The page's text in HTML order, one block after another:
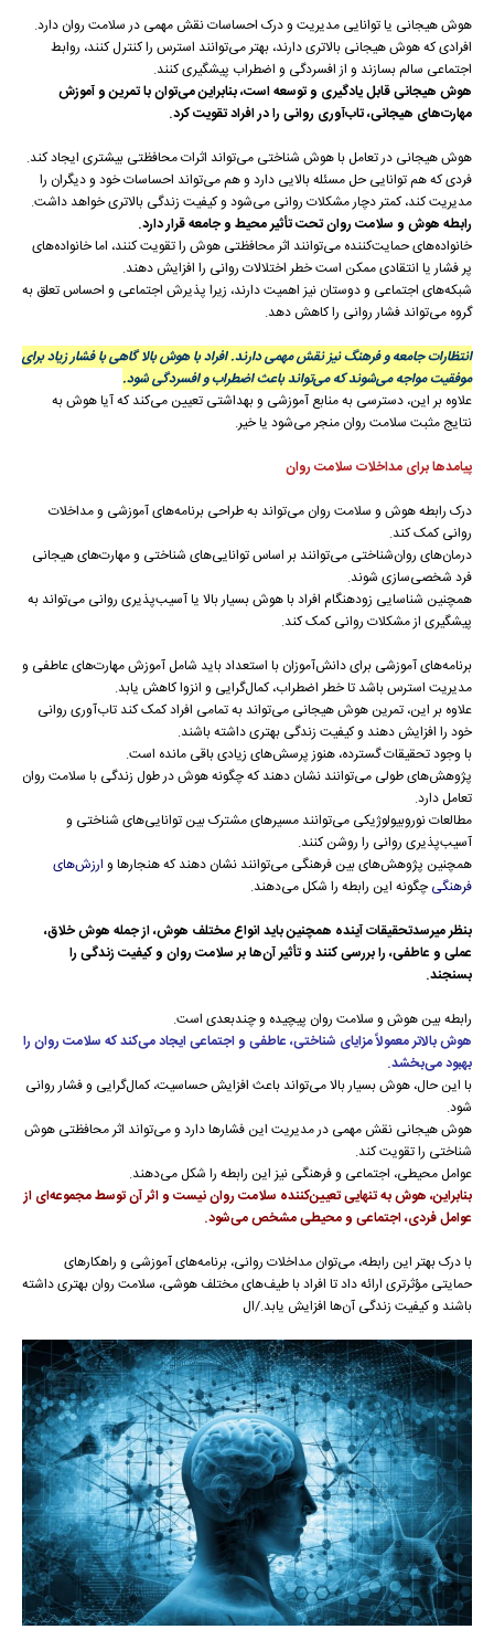
هوش هیجانی یا توانایی مدیریت و درک احساسات نقش مهمی در سلامت روان دارد.
افرادی که هوش هیجانی بالاتری دارند، بهتر می‌توانند استرس را کنترل کنند، روابط
اجتماعی سالم بسازند و از افسردگی و اضطراب پیشگیری کنند.
هوش هیجانی قابل یادگیری و توسعه است، بنابراین می‌توان با تمرین و آموزش
مهارت‌های هیجانی، تاب‌آوری روانی را در افراد تقویت کرد.
هوش هیجانی در تعامل با هوش شناختی می‌تواند اثرات محافظتی بیشتری ایجاد کند.
فردی که هم توانایی حل مسئله بالایی دارد و هم می‌تواند احساسات خود و دیگران را
مدیریت کند، کمتر دچار مشکلات روانی می‌شود و کیفیت زندگی بالاتری خواهد داشت.
رابطه هوش و سلامت روان تحت تأثیر محیط و جامعه قرار دارد.
خانواده‌های حمایت‌کننده می‌توانند اثر محافظتی هوش را تقویت کنند، اما خانواده‌های
پر فشار یا انتقادی ممکن است خطر اختلالات روانی را افزایش دهند.
شبکه‌های اجتماعی و دوستان نیز اهمیت دارند، زیرا پذیرش اجتماعی و احساس تعلق به
گروه می‌تواند فشار روانی را کاهش دهد.
انتظارات جامعه و فرهنگ نیز نقش مهمی دارند. افراد با هوش بالا گاهی با فشار زیاد برای
موفقیت مواجه می‌شوند که می‌تواند باعث اضطراب و افسردگی شود.
علاوه بر این، دسترسی به منابع آموزشی و بهداشتی تعیین می‌کند که آیا هوش به
نتایج مثبت سلامت روان منجر می‌شود یا خیر.
پیامدها برای مداخلات سلامت روان
درک رابطه هوش و سلامت روان می‌تواند به طراحی برنامه‌های آموزشی و مداخلات
روانی کمک کند.
درمان‌های روان‌شناختی می‌توانند بر اساس توانایی‌های شناختی و مهارت‌های هیجانی
فرد شخصی‌سازی شوند.
همچنین شناسایی زودهنگام افراد با هوش بسیار بالا یا آسیب‌پذیری روانی می‌تواند به
پیشگیری از مشکلات روانی کمک کند.
برنامه‌های آموزشی برای دانش‌آموزان با استعداد باید شامل آموزش مهارت‌های عاطفی و
مدیریت استرس باشد تا خطر اضطراب، کمال‌گرایی و انزوا کاهش یابد.
علاوه بر این، تمرین هوش هیجانی می‌تواند به تمامی افراد کمک کند تاب‌آوری روانی
خود را افزایش دهند و کیفیت زندگی بهتری داشته باشند.
با وجود تحقیقات گسترده، هنوز پرسش‌های زیادی باقی مانده است.
پژوهش‌های طولی می‌توانند نشان دهند که چگونه هوش در طول زندگی با سلامت روان
تعامل دارد.
مطالعات نوروبیولوژیکی می‌توانند مسیرهای مشترک بین توانایی‌های شناختی و
آسیب‌پذیری روانی را روشن کنند.
همچنین پژوهش‌های بین فرهنگی می‌توانند نشان دهند که هنجارها و ارزش‌های
فرهنگی چگونه این رابطه را شکل می‌دهند.
بنظر میرسدتحقیقات آینده همچنین باید انواع مختلف هوش، از جمله هوش خلاق،
عملی و عاطفی، را بررسی کنند و تأثیر آن‌ها بر سلامت روان و کیفیت زندگی را
بسنجند.
رابطه بین هوش و سلامت روان پیچیده و چندبعدی است.
هوش بالاتر معمولاً مزایای شناختی، عاطفی و اجتماعی ایجاد می‌کند که سلامت روان را
بهبود می‌بخشد.
با این حال، هوش بسیار بالا می‌تواند باعث افزایش حساسیت، کمال‌گرایی و فشار روانی
شود.
هوش هیجانی نقش مهمی در مدیریت این فشارها دارد و می‌تواند اثر محافظتی هوش
شناختی را تقویت کند.
عوامل محیطی، اجتماعی و فرهنگی نیز این رابطه را شکل می‌دهند.
بنابراین، هوش به تنهایی تعیین‌کننده سلامت روان نیست و اثر آن توسط مجموعه‌ای از
عوامل فردی، اجتماعی و محیطی مشخص می‌شود.
با درک بهتر این رابطه، می‌توان مداخلات روانی، برنامه‌های آموزشی و راهکارهای
حمایتی مؤثرتری ارائه داد تا افراد با طیف‌های مختلف هوشی، سلامت روان بهتری داشته
باشند و کیفیت زندگی آن‌ها افزایش یابد./ال